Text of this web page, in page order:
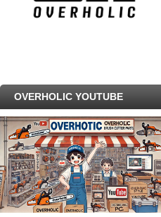
OVERHOLIC YOUTUBE